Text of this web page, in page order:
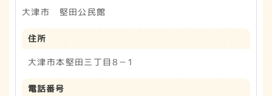
大津市 堅田公民館
住所
大津市本堅田三丁目8－1
電話番号